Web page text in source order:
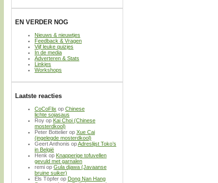
EN VERDER NOG
Nieuws & nieuwtjes
Feedback & Vragen
Vijf leuke quizjes
In de media
Adverteren & Stats
Linkjes
Workshops
Laatste reacties
CoCoFlix op Chinese
lichte sojasaus
Roy op Kai Choi (Chinese
mosterdkool)
Peter Bottelier op Xue Cai
(ingelegde mosterdkool)
Geert Anthonis opAdreslijst Toko’s
in België
Henk op Knapperige tofuvellen
gevuld met garnalen
remi op Gula djawa (Javaanse
bruine suiker)
Els Töpfer op Dong Nan Hang